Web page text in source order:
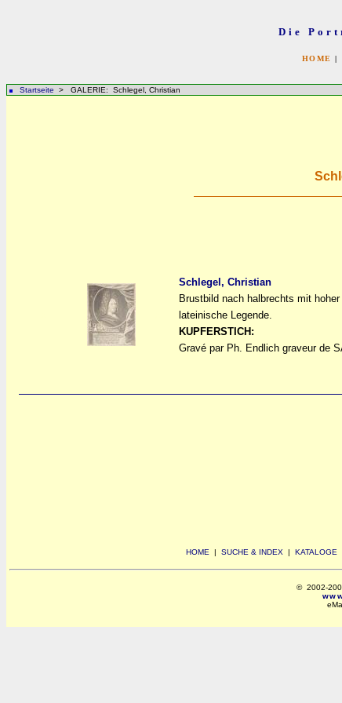
Die
HOME |
Startseite > GALERIE: Schlegel, Christian
Schlegel, Christian
Brustbild nach halbrechts mit
lateinische Legende.
KUPFERSTICH:
Gravé par Ph. Endlich graveur de
HOME | SUCHE & INDEX | KATALOGE
© 2002-